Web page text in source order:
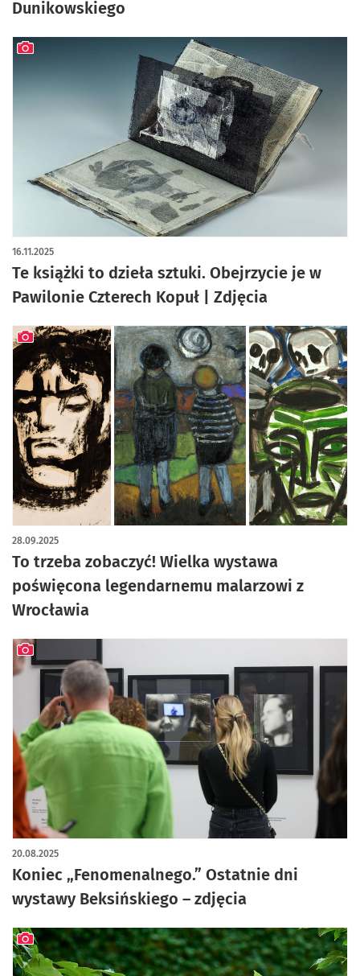
Dunikowskiego
Te książki to dzieła sztuki. Obejrzycie je w
Pawilonie Czterech Kopuł | Zdjęcia
16.11.2025
artykuł z galerią zdjęć
To trzeba zobaczyć! Wielka wystawa
poświęcona legendarnemu malarzowi z
Wrocławia
28.09.2025
artykuł z galerią zdjęć
Koniec „Fenomenalnego.” Ostatnie dni
wystawy Beksińskiego – zdjęcia
20.08.2025
artykuł z galerią zdjęć